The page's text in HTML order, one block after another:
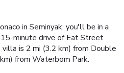
in Seminyak, you'll be in a
minute drive of Eat Street
villa is 2 mi (3.2 km) from Double
from Waterbom Park.